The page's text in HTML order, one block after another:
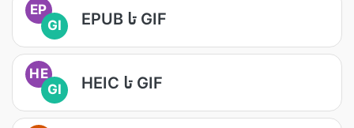
EP
GI
EPUB تا GIF
HE
GI
HEIC تا GIF